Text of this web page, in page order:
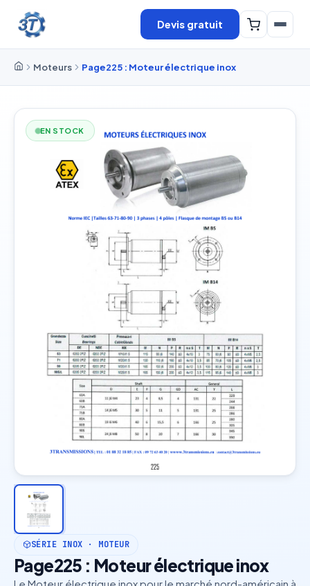
Devis gratuit
Moteurs Page225 : Moteur électrique inox
EN STOCK
SÉRIE INOX · MOTEUR
Page225 : Moteur électrique inox
Le Moteur électrique inox pour le marché nord-américain à